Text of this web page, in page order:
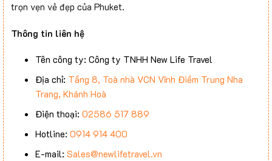
trọn vẹn vẻ đẹp của Phuket.
Thông tin liên hệ
Tên công ty: Công ty TNHH New Life Travel
Địa chỉ: Tầng 8, Toà nhà VCN Vĩnh Điềm Trung Nha
Trang, Khánh Hoà
Điện thoại: 02586 517 889
Hotline: 0914 914 400
E-mail: Sales@newlifetravel.vn